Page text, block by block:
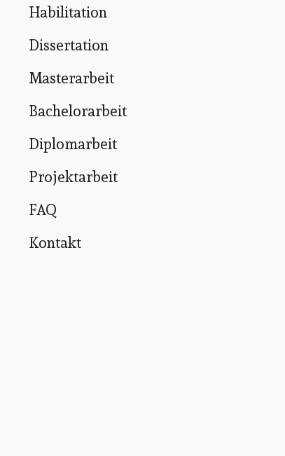
Habilitation
Dissertation
Masterarbeit
Bachelorarbeit
Diplomarbeit
Projektarbeit
FAQ
Kontakt